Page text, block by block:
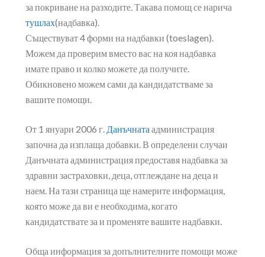
за покриване на разходите. Такава помощ се нарича
тушлах(надбавка).
Съществуват 4 форми на надбавки (toeslagen).
Можем да проверим вместо вас на коя надбавка
имате право и колко можете да получите.
Обикновено можем сами да кандидатстваме за
вашите помощи.
От 1 януари 2006 г. Данъчната администрация
започна да изплаща добавки. В определени случаи
Данъчната администрация предоставя надбавка за
здравни застраховки, деца, отглеждане на деца и
наем. На тази страница ще намерите информация,
която може да ви е необходима, когато
кандидатствате за и променяте вашите надбавки.
Обща информация за допълнителните помощи може